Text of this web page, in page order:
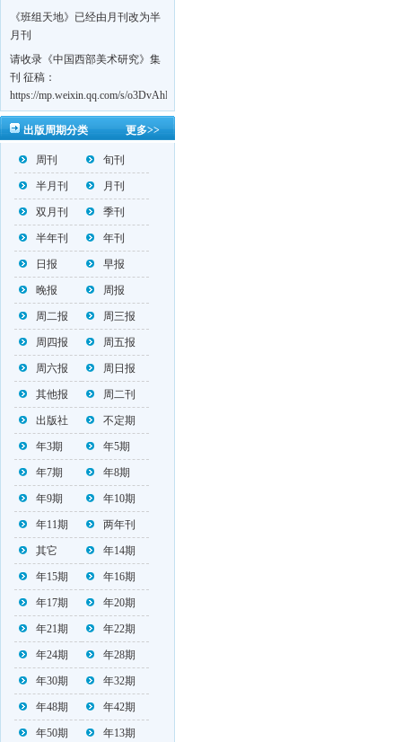
BMxk-
109PkA==&uniplatform=NZKPT&language=CHS
有限，自即日起停止使用，我刊
投稿邮箱变更为 高教投稿邮
邮箱：bedu@cmee.net.cn
《班组天地》已经由月刊改为半
月刊
请收录《中国西部美术研究》集
刊 征稿：
https://mp.weixin.qq.com/s/o3DvAhL6jtTS9ASccwcwPQ
第一辑：
https://mp.weixin.qq.com/s/_w2OMIu6Gs1QL0b_JWhZAQ
更多>>
出版周期分类
周刊 旬刊
半月刊 月刊
双月刊 季刊
半年刊 年刊
日报 早报
晚报 周报
周二报 周三报
周四报 周五报
周六报 周日报
其他报 周二刊
出版社 不定期
年3期 年5期
年7期 年8期
年9期 年10期
年11期 两年刊
其它 年14期
年15期 年16期
年17期 年20期
年21期 年22期
年24期 年28期
年30期 年32期
年48期 年42期
年50期 年13期